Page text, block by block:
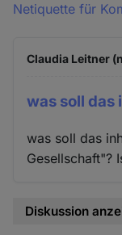
Netiquette für
Claudia Leitner
was soll das
was soll das
Gesellschaft"?
Diskussion